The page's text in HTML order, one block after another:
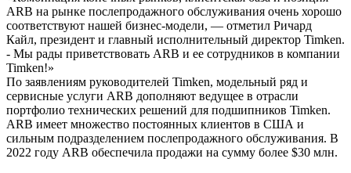
ARB на рынке послепродажного обслуживания очень хорошо
соответствуют нашей бизнес-модели, — отметил Ричард
Кайл, президент и главный исполнительный директор Timken.
- Мы рады приветствовать ARB и ее сотрудников в компании
Timken!»
По заявлениям руководителей Timken, модельный ряд и
сервисные услуги ARB дополняют ведущее в отрасли
портфолио технических решений для подшипников Timken.
ARB имеет множество постоянных клиентов в США и
сильным подразделением послепродажного обслуживания. В
2022 году АRB обеспечила продажи на сумму более $30 млн.